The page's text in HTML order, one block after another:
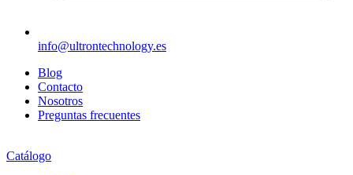
info@ultrontechnology.es
Blog
Contacto
Nosotros
Preguntas frecuentes
Catálogo